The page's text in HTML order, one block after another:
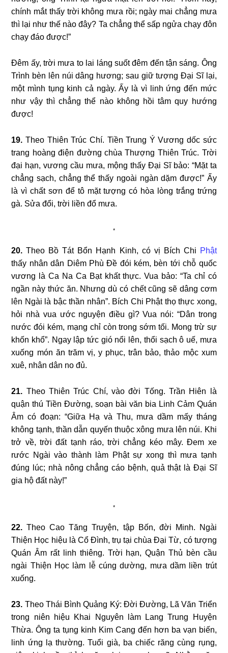
chính mắt thấy trời không mưa rồi; ngày mai chẳng mưa
thì lại như thế nào đây? Ta chẳng thể sấp ngửa chạy đôn
chạy đáo được!”
Đêm ấy, trời mưa to lai láng suốt đêm đến tận sáng. Ông
Trình bèn lên núi dâng hương; sau giữ tượng Đại Sĩ lại,
một mình tụng kinh cả ngày. Ấy là vì linh ứng đến mức
như vậy thì chẳng thể nào không hồi tâm quy hướng
được!
19. Theo Thiên Trúc Chí. Tiền Trung Ý Vương dốc sức
trang hoàng điện đường chùa Thượng Thiên Trúc. Trời
đại hạn, vương cầu mưa, mộng thấy Đại Sĩ bảo: “Mặt ta
chẳng sạch, chẳng thể thấy ngoài ngàn dặm được!” Ấy
là vì chất sơn để tô mặt tượng có hòa lòng trắng trứng
gà. Sửa đổi, trời liền đổ mưa.
*
20. Theo Bồ Tát Bổn Hạnh Kinh, có vị Bích Chi Phật
thấy nhân dân Diêm Phù Đề đói kém, bèn tới chỗ quốc
vương là Ca Na Ca Bạt khất thực. Vua bảo: “Ta chỉ có
ngần này thức ăn. Nhưng dù có chết cũng sẽ dâng cơm
lên Ngài là bậc thần nhân”. Bích Chi Phật thọ thực xong,
hỏi nhà vua ước nguyện điều gì? Vua nói: “Dân trong
nước đói kém, mạng chỉ còn trong sớm tối. Mong trừ sự
khốn khổ”. Ngay lập tức gió nổi lên, thổi sạch ô uế, mưa
xuống món ăn trăm vị, y phục, trân bảo, thảo mộc xum
xuê, nhân dân no đủ.
21. Theo Thiên Trúc Chí, vào đời Tống. Trần Hiên là
quận thú Tiền Đường, soạn bài văn bia Linh Cảm Quán
Âm có đoạn: “Giữa Hạ và Thu, mưa dầm mấy tháng
không tạnh, thần dẫn quyến thuộc xông mưa lên núi. Khi
trở về, trời đất tạnh ráo, trời chẳng kéo mây. Đem xe
rước Ngài vào thành làm Phật sự xong thì mưa tạnh
đúng lúc; nhà nông chẳng cáo bệnh, quả thật là Đại Sĩ
gia hộ đất này!”
*
22. Theo Cao Tăng Truyện, tập Bốn, đời Minh. Ngài
Thiện Học hiệu là Cổ Đình, trụ tại chùa Đại Từ, có tượng
Quán Âm rất linh thiêng. Trời hạn, Quận Thủ bèn cầu
ngài Thiện Học làm lễ cúng dường, mưa dầm liền trút
xuống.
23. Theo Thái Bình Quảng Ký: Đời Đường, Lã Văn Triển
trong niên hiệu Khai Nguyên làm Lang Trung Huyện
Thừa. Ông ta tụng kinh Kim Cang đến hơn ba vạn biến,
linh ứng lạ thường. Tuổi già, ba chiếc răng cùng rụng,